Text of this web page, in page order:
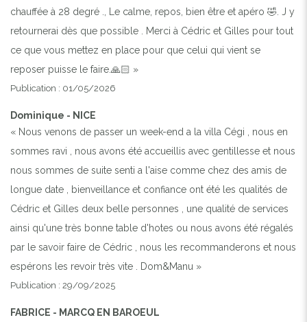
chauffée à 28 degré ., Le calme, repos, bien être et apéro 🤣. J y
retournerai dès que possible . Merci à Cédric et Gilles pour tout
ce que vous mettez en place pour que celui qui vient se
reposer puisse le faire.🙏🏻 »
Publication : 01/05/2026
Dominique - NICE
« Nous venons de passer un week-end a la villa Cégi , nous en
sommes ravi , nous avons été accueillis avec gentillesse et nous
nous sommes de suite senti a l'aise comme chez des amis de
longue date , bienveillance et confiance ont été les qualités de
Cédric et Gilles deux belle personnes , une qualité de services
ainsi qu'une très bonne table d'hotes ou nous avons été régalés
par le savoir faire de Cédric , nous les recommanderons et nous
espérons les revoir très vite . Dom&Manu »
Publication : 29/09/2025
FABRICE - MARCQ EN BAROEUL